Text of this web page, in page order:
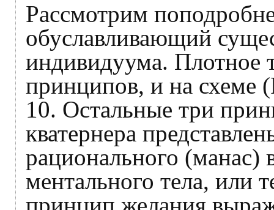
Рассмотрим
обуславливающий
индивидуума. Плотное
принципов, и на схеме
10. Остальные три
кватернера
рационального (манас)
ментального тела, или